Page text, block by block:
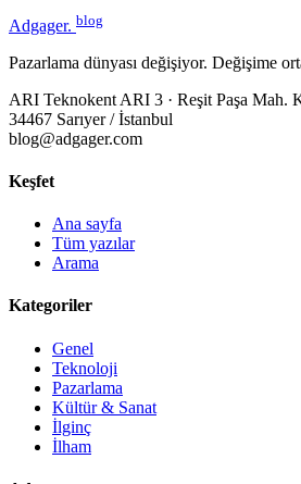
Adgager. blog
Pazarlama dünyası değişiyor. Değişime
ARI Teknokent ARI 3 · Reşit Paşa Mah.
34467 Sarıyer / İstanbul
blog@adgager.com
Keşfet
Ana sayfa
Tüm yazılar
Arama
Kategoriler
Genel
Teknoloji
Pazarlama
Kültür & Sanat
İlginç
İlham